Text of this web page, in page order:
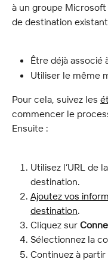
à un groupe
de destination
Être déjà associé
Utiliser le même
Pour cela, suivez les
commencer le
Ensuite :
Utilisez l’URL de
destination.
Ajoutez vos
destination.
Cliquez sur
Sélectionnez la
Continuez à partir